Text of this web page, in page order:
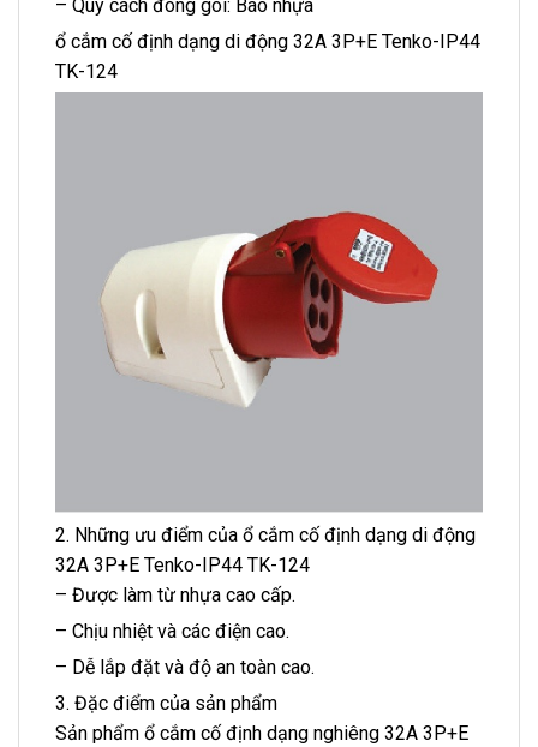
– Quy cách đóng gói: Bao nhựa
ổ cắm cố định dạng di động 32A 3P+E Tenko-IP44
TK-124
2. Những ưu điểm của ổ cắm cố định dạng di động
32A 3P+E Tenko-IP44 TK-124
– Được làm từ nhựa cao cấp.
– Chịu nhiệt và các điện cao.
– Dễ lắp đặt và độ an toàn cao.
3. Đặc điểm của sản phẩm
Sản phẩm ổ cắm cố định dạng nghiêng 32A 3P+E